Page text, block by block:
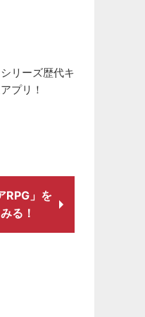
リーズ歴代キ
プリ！
RPG」を
る！